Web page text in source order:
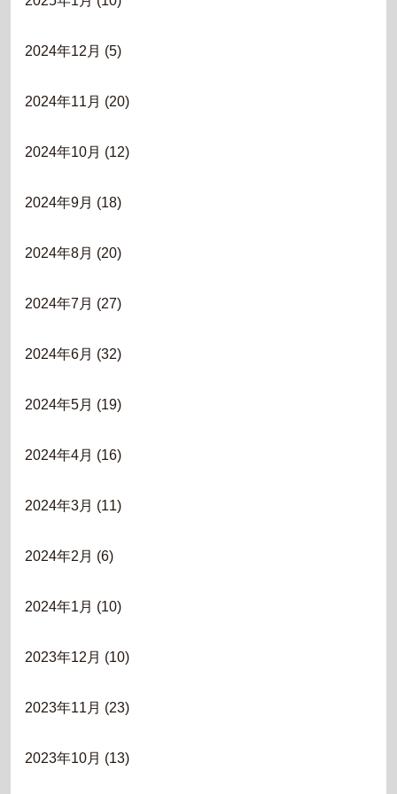
2024年12月 (5)
2024年11月 (20)
2024年10月 (12)
2024年9月 (18)
2024年8月 (20)
2024年7月 (27)
2024年6月 (32)
2024年5月 (19)
2024年4月 (16)
2024年3月 (11)
2024年2月 (6)
2024年1月 (10)
2023年12月 (10)
2023年11月 (23)
2023年10月 (13)